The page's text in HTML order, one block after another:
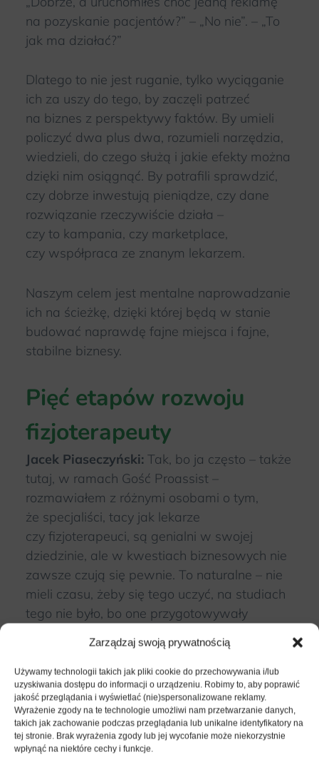
Zarządzaj swoją prywatnością
Używamy technologii takich jak pliki cookie do przechowywania i/lub
uzyskiwania dostępu do informacji o urządzeniu. Robimy to, aby poprawić
jakość przeglądania i wyświetlać (nie)spersonalizowane reklamy.
Wyrażenie zgody na te technologie umożliwi nam przetwarzanie danych,
takich jak zachowanie podczas przeglądania lub unikalne identyfikatory na
tej stronie. Brak wyrażenia zgody lub jej wycofanie może niekorzystnie
wpłynąć na niektóre cechy i funkcje.
na pozyskanie pacjentów?” – „No nie”. – „To
jak ma działać?”
Dlatego to nie jest ruganie, tylko wyciąganie
ich za uszy do tego, by zaczęli patrzeć
na biznes z perspektywy faktów. By umieli
policzyć dwa plus dwa, rozumieli narzędzia,
wiedzieli, do czego służą i jakie efekty można
dzięki nim osiągnąć. By potrafili sprawdzić,
czy dobrze inwestują pieniądze, czy dane
rozwiązanie rzeczywiście działa –
czy to kampania, czy marketplace,
czy współpraca ze znanym lekarzem.
Naszym celem jest mentalne naprowadzanie
ich na ścieżkę, dzięki której będą w stanie
budować naprawdę fajne miejsca i fajne,
stabilne biznesy.
Pięć etapów rozwoju
fizjoterapeuty
Jacek Piaseczyński: Tak, bo ja często – także
tutaj, w ramach Gość Proassist –
rozmawiałem z różnymi osobami o tym,
że specjaliści, tacy jak lekarze
czy fizjoterapeuci, są genialni w swojej
dziedzinie, ale w kwestiach biznesowych nie
zawsze czują się pewnie. To naturalne – nie
mieli czasu, żeby się tego uczyć, na studiach
tego nie było, bo one przygotowywały
do prowadzenia firmy. Dlatego rozumiem,
że można przyjść do was i nauczyć się tej
drugiej strony – i to jest świetne.
Powiedz mi jeszcze, czy dobrze to rozumiem:
jeśli chodzi o marketing w fizjoterapii,